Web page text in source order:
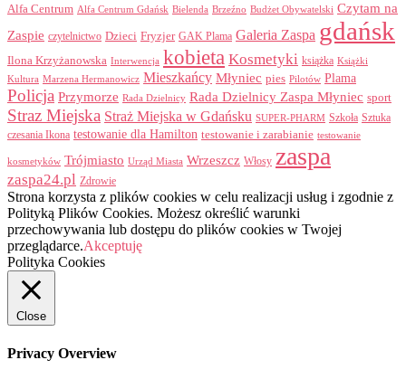
Alfa Centrum Alfa Centrum Gdańsk Bielenda Brzeźno Budżet Obywatelski Czytam na
Zaspie czytelnictwo Dzieci Fryzjer GAK Plama Galeria Zaspa gdańsk
Ilona Krzyżanowska Interwencja kobieta Kosmetyki książka Książki
Kultura Marzena Hermanowicz Mieszkańcy Młyniec pies Pilotów Plama
Policja Przymorze Rada Dzielnicy Rada Dzielnicy Zaspa Młyniec sport
Straz Miejska Straż Miejska w Gdańsku SUPER-PHARM Szkoła Sztuka
czesania Ikona testowanie dla Hamilton testowanie i zarabianie testowanie
kosmetyków Trójmiasto Urząd Miasta Wrzeszcz Włosy zaspa
zaspa24.pl Zdrowie
Strona korzysta z plików cookies w celu realizacji usług i zgodnie z
Polityką Plików Cookies. Możesz określić warunki
przechowywania lub dostępu do plików cookies w Twojej
przeglądarce.Akceptuję
Polityka Cookies
Close
Privacy Overview